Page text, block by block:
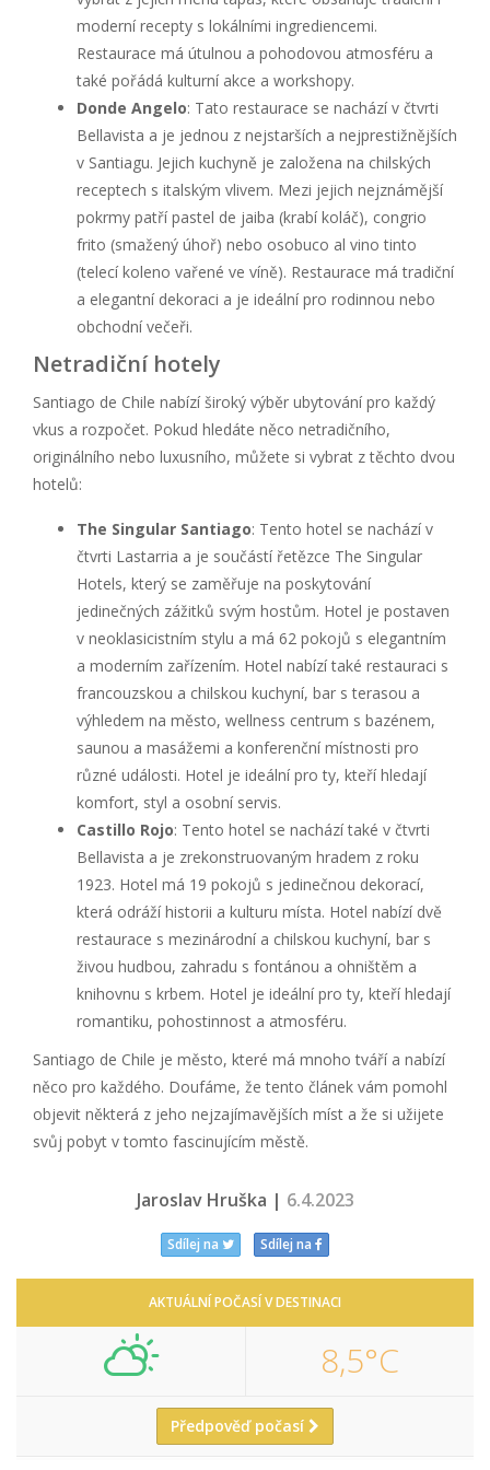
moderní recepty s lokálními ingrediencemi.
Restaurace má útulnou a pohodovou atmosféru a
také pořádá kulturní akce a workshopy.
Donde Angelo: Tato restaurace se nachází v čtvrti
Bellavista a je jednou z nejstarších a nejprestižnějších
v Santiagu. Jejich kuchyně je založena na chilských
receptech s italským vlivem. Mezi jejich nejznámější
pokrmy patří pastel de jaiba (krabí koláč), congrio
frito (smažený úhoř) nebo osobuco al vino tinto
(telecí koleno vařené ve víně). Restaurace má tradiční
a elegantní dekoraci a je ideální pro rodinnou nebo
obchodní večeři.
Netradiční hotely
Santiago de Chile nabízí široký výběr ubytování pro každý
vkus a rozpočet. Pokud hledáte něco netradičního,
originálního nebo luxusního, můžete si vybrat z těchto dvou
hotelů:
The Singular Santiago: Tento hotel se nachází v
čtvrti Lastarria a je součástí řetězce The Singular
Hotels, který se zaměřuje na poskytování
jedinečných zážitků svým hostům. Hotel je postaven
v neoklasicistním stylu a má 62 pokojů s elegantním
a moderním zařízením. Hotel nabízí také restauraci s
francouzskou a chilskou kuchyní, bar s terasou a
výhledem na město, wellness centrum s bazénem,
saunou a masážemi a konferenční místnosti pro
různé události. Hotel je ideální pro ty, kteří hledají
komfort, styl a osobní servis.
Castillo Rojo: Tento hotel se nachází také v čtvrti
Bellavista a je zrekonstruovaným hradem z roku
1923. Hotel má 19 pokojů s jedinečnou dekorací,
která odráží historii a kulturu místa. Hotel nabízí dvě
restaurace s mezinárodní a chilskou kuchyní, bar s
živou hudbou, zahradu s fontánou a ohništěm a
knihovnu s krbem. Hotel je ideální pro ty, kteří hledají
romantiku, pohostinnost a atmosféru.
Santiago de Chile je město, které má mnoho tváří a nabízí
něco pro každého. Doufáme, že tento článek vám pomohl
objevit některá z jeho nejzajímavějších míst a že si užijete
svůj pobyt v tomto fascinujícím městě.
Jaroslav Hruška | 6.4.2023
Sdílej na Sdílej na
AKTUÁLNÍ POČASÍ V DESTINACI
8,5°C
Předpověď počasí